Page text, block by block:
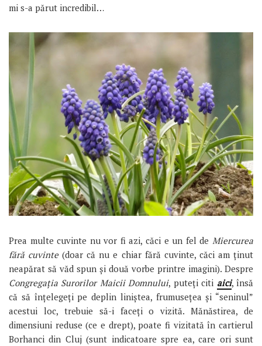
mi s-a părut incredibil…
Prea multe cuvinte nu vor fi azi, căci e un fel de Miercurea
fără cuvinte(doar că nu e chiar fără cuvinte, căci am ținut
neapărat să văd spun și două vorbe printre imagini). Despre
Congregația Surorilor Maicii Domnului, puteți citi aici, însă
că să înțelegeți pe deplin liniștea, frumusețea și “seninul”
acestui loc, trebuie să-i faceți o vizită. Mănăstirea, de
dimensiuni reduse (ce e drept), poate fi vizitată în cartierul
Borhanci din Cluj (sunt indicatoare spre ea, care ori sunt